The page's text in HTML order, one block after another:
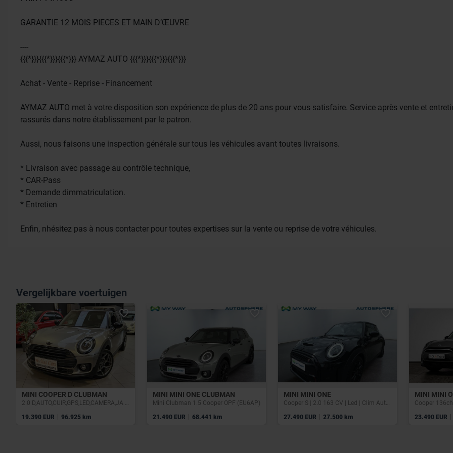
GARANTIE 12 MOIS PIECES ET MAIN D’ŒUVRE
----
{{{*}}}{{{*}}}{{{*}}} AYMAZ AUTO {{{*}}}{{{*}}}{{{*}}}
Achat - Vente - Reprise - Financement
AYMAZ AUTO met à votre disposition son expérience de plus de 20 ans pour vous satisfaire. Service après vente et
rassurés dans notre établissement par le patron.
Aussi, nous faisons une inspection générale sur tous les véhicules avant toutes livraisons.
* Livraison avec passage au contrôle technique,
* CAR-Pass
* Demande dimmatriculation.
* Entretien
Enfin, nhésitez pas à nous contacter pour toutes expertises sur la vente ou reprise de votre véhicules.
Vergelijkbare voertuigen
MINI COOPER D CLUBMAN
2.0 D,AUTO,CUIR,GPS,LED,CAMERA,JA 18,GARANTIE 1 AN
19.390 EUR | 96.925 km
MINI MINI ONE CLUBMAN
Mini Clubman 1.5 Cooper OPF (EU6AP)
21.490 EUR | 68.441 km
MINI MINI ONE
Cooper S | 2.0 163 CV | Led | Clim Auto | Park assist | Volant mulitifoncttion
27.490 EUR | 27.500 km
MINI MINI
Cooper
23.490 EUR |